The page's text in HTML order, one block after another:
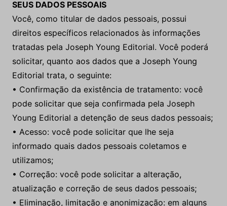
SEUS DADOS PESSOAIS
Você, como titular de dados pessoais, possui
direitos específicos relacionados às informações
tratadas pela Joseph Young Editorial. Você poderá
solicitar, quanto aos dados que a Joseph Young
Editorial trata, o seguinte:
• Confirmação da existência de tratamento: você
pode solicitar que seja confirmada pela Joseph
Young Editorial a detenção de seus dados pessoais;
• Acesso: você pode solicitar que lhe seja
informado quais dados pessoais coletamos e
utilizamos;
• Correção: você pode solicitar a alteração,
atualização e correção de seus dados pessoais;
• Eliminação, limitação e anonimização: em alguns